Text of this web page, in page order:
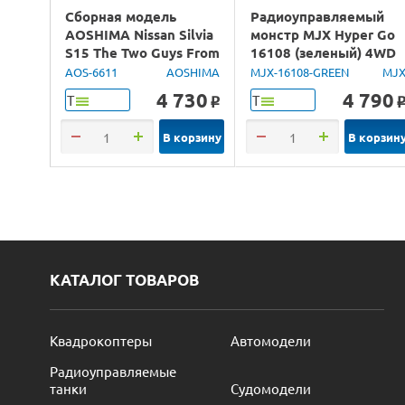
Сборная модель
AOSHIMA Nissan Silvia
S15 The Two Guys From
Tokyo, 1/24
AOS-6611 AOSHIMA
Т 4 730 o
В корзину
Радиоуправляемый
монстр MJX Hyper Go
16108 (зеленый) 4WD
2.4G LED 1/16 RTR
MJX-16108-GREEN MJX
Т 4 790 o
В
КАТАЛОГ ТОВАРОВ
Квадрокоптеры
Автомодели
Радиоуправляемые
танки
Судомодели